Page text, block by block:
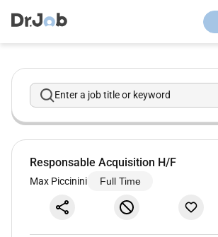
Enter a job title or keyword
Responsable Acquisition H/F
Max Piccinini Full Time